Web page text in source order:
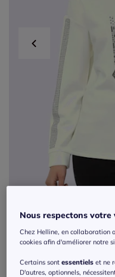
Sweatshirt à
pierres brillantes
Réf : 275.125.016
Nous respectons votre
Chez Helline, en collaboration
cookies afin d'améliorer notre
Certains sontessentiels et ne
D'autres, optionnels,